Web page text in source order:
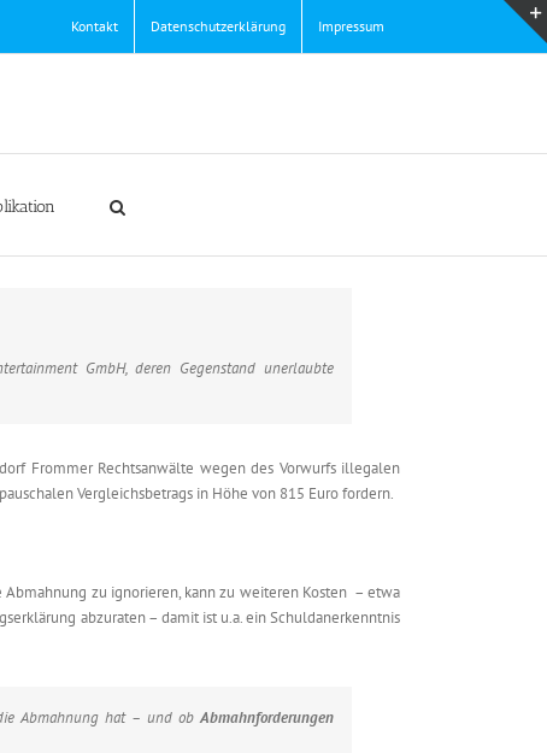
Kontakt Datenschutzerklärung Impressum
GmbH, deren Gegenstand unerlaubte
Frommer Rechtsanwälte wegen des Vorwurfs illegalen
Vergleichsbetrags in Höhe von 815 Euro fordern.
zu ignorieren, kann zu weiteren Kosten – etwa
abzuraten – damit ist u.a. ein Schuldanerkenntnis
Abmahnung hat – und obAbmahnforderungen